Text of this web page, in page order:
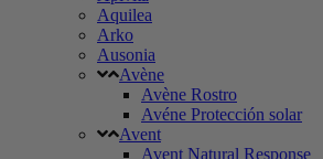
Aquilea
Arko
Ausonia
Avène
Avène Rostro
Avéne Protección solar
Avent
Avent Natural Response